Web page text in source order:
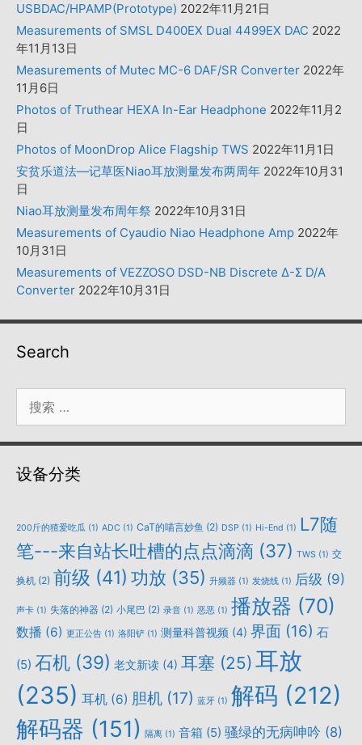
USBDAC/HPAMP(Prototype) 2022年11月21日
Measurements of SMSL D400EX Dual 4499EX DAC 2022
年11月13日
Measurements of Mutec MC-6 DAF/SR Converter 2022年
11月6日
Photos of Truthear HEXA In-Ear Headphone 2022年11月2
日
Photos of MoonDrop Alice Flagship TWS 2022年11月1日
安贫乐道法—记草医Niao耳放测量发布两周年 2022年10月31
日
Niao耳放测量发布周年祭 2022年10月31日
Measurements of Cyaudio Niao Headphone Amp 2022年
10月31日
Measurements of VEZZOSO DSD-NB Discrete Δ-Σ D/A
Converter 2022年10月31日
Search
索：
设备分类
200斤的猹爱吃瓜 (1) ADC (1) CaT的喵言妙鱼 (2) DSP (1) Hi-End (1) L7随
笔---来自站长吐槽的点点滴滴 (37) TWS (1) 交
换机 (2) 前级 (41) 功放 (35) 升频器 (1) 发烧线 (1) 后级 (9)
声卡 (1) 失落的神器 (2) 小尾巴 (2) 录音 (1) 恶恶 (1) 播放器 (70)
数播 (6) 更正公告 (1) 洛阳铲 (1) 测量科普视频 (4) 界面 (16) 石
(5) 石机 (39) 老文新读 (4) 耳塞 (25) 耳放
(235) 耳机 (6) 胆机 (17) 蓝牙 (1) 解码 (212)
解码器 (151) 隔离 (1) 音箱 (5) 骚绿的无病呻吟 (8)